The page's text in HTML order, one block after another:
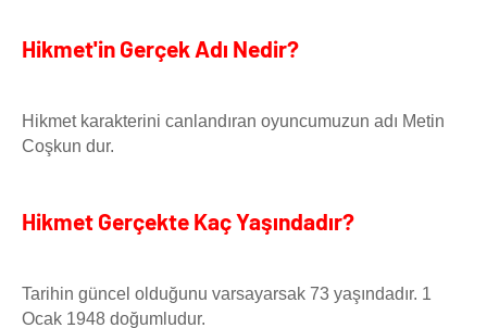
Hikmet'in Gerçek Adı Nedir?
Hikmet karakterini canlandıran oyuncumuzun adı Metin
Coşkun dur.
Hikmet Gerçekte Kaç Yaşındadır?
Tarihin güncel olduğunu varsayarsak 73 yaşındadır. 1
Ocak 1948 doğumludur.